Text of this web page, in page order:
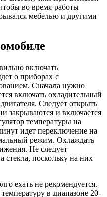
во время работы
мебелью и другими
включать
о приборах с
Сначала нужно
включать охладительный
Следует открыть
закрываются и включается
температуры на
идет переключение на
режим. Охлаждать
Не следует
стекла, поскольку на них
ехать не рекомендуется.
в диапазоне 20-